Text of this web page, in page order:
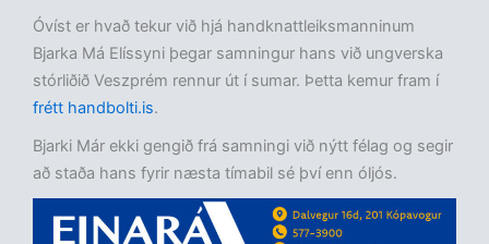
Óvíst er hvað tekur við hjá handknattleiksmanninum
Bjarka Má Elíssyni þegar samningur hans við ungverska
stórliðið Veszprém rennur út í sumar. Þetta kemur fram í
frétt handbolti.is.
Bjarki Már ekki gengið frá samningi við nýtt félag og segir
að staða hans fyrir næsta tímabil sé því enn óljós.